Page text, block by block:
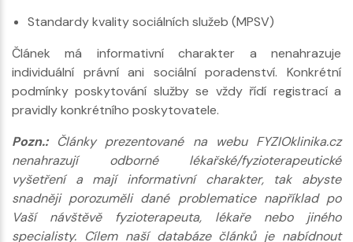
Standardy kvality sociálních služeb (MPSV)
Článek má informativní charakter a nenahrazuje
individuální právní ani sociální poradenství. Konkrétní
podmínky poskytování služby se vždy řídí registrací a
pravidly konkrétního poskytovatele.
Pozn.:Články prezentované na webu FYZIOklinika.cz
nenahrazují odborné lékařské/fyzioterapeutické
vyšetření a mají informativní charakter, tak abyste
snadněji porozuměli dané problematice například po
Vaší návštěvě fyzioterapeuta, lékaře nebo jiného
specialisty. Cílem naší databáze článků je nabídnout